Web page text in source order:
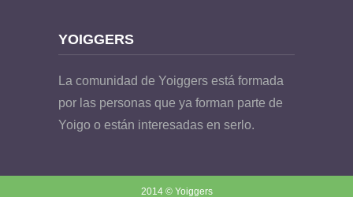
YOIGGERS
La comunidad de Yoiggers está formada
por las personas que ya forman parte de
Yoigo o están interesadas en serlo.
2014 © Yoiggers